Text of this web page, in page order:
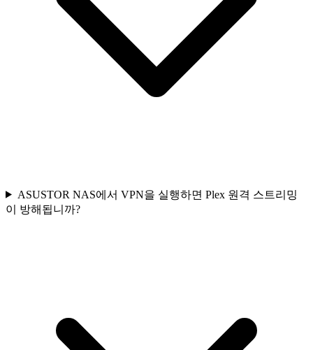
ASUSTOR NAS에서 VPN을 실행하면 Plex 원격 스트리밍
이 방해됩니까?